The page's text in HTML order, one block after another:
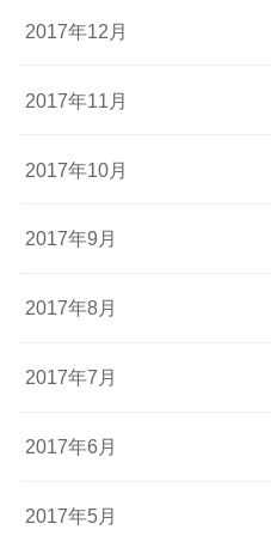
2017年12月
2017年11月
2017年10月
2017年9月
2017年8月
2017年7月
2017年6月
2017年5月